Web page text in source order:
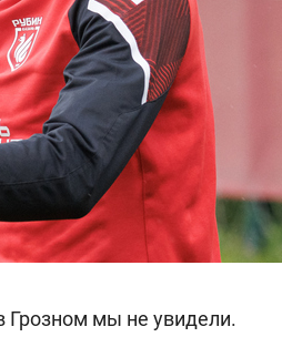
Грозном мы не увидели.